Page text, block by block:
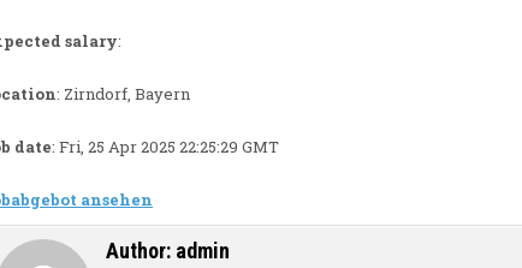
salary:
: Zirndorf, Bayern
date: Fri, 25 Apr 2025 22:25:29 GMT
ansehen
Author: admin